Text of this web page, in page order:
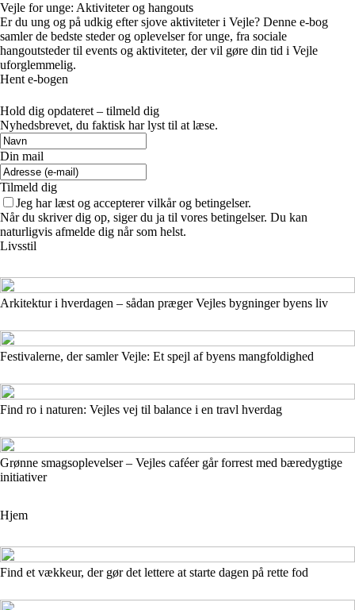
Vejle for unge: Aktiviteter og hangouts
Er du ung og på udkig efter sjove aktiviteter i Vejle? Denne e-bog
samler de bedste steder og oplevelser for unge, fra sociale
hangoutsteder til events og aktiviteter, der vil gøre din tid i Vejle
uforglemmelig.
Hent e-bogen
Hold dig opdateret – tilmeld dig
Nyhedsbrevet, du faktisk har lyst til at læse.
Din mail
Tilmeld dig
Jeg har læst og accepterer vilkår og betingelser.
Når du skriver dig op, siger du ja til vores betingelser. Du kan
naturligvis afmelde dig når som helst.
Livsstil
Arkitektur i hverdagen – sådan præger Vejles bygninger byens liv
Festivalerne, der samler Vejle: Et spejl af byens mangfoldighed
Find ro i naturen: Vejles vej til balance i en travl hverdag
Grønne smagsoplevelser – Vejles caféer går forrest med bæredygtige
initiativer
Hjem
Find et vækkeur, der gør det lettere at starte dagen på rette fod